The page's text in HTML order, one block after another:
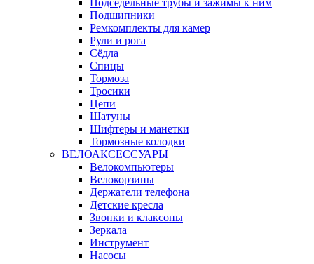
Подседельные трубы и зажимы к ним
Подшипники
Ремкомплекты для камер
Рули и рога
Сёдла
Спицы
Тормоза
Тросики
Цепи
Шатуны
Шифтеры и манетки
Тормозные колодки
ВЕЛОАКСЕССУАРЫ
Велокомпьютеры
Велокорзины
Держатели телефона
Детские кресла
Звонки и клаксоны
Зеркала
Инструмент
Насосы